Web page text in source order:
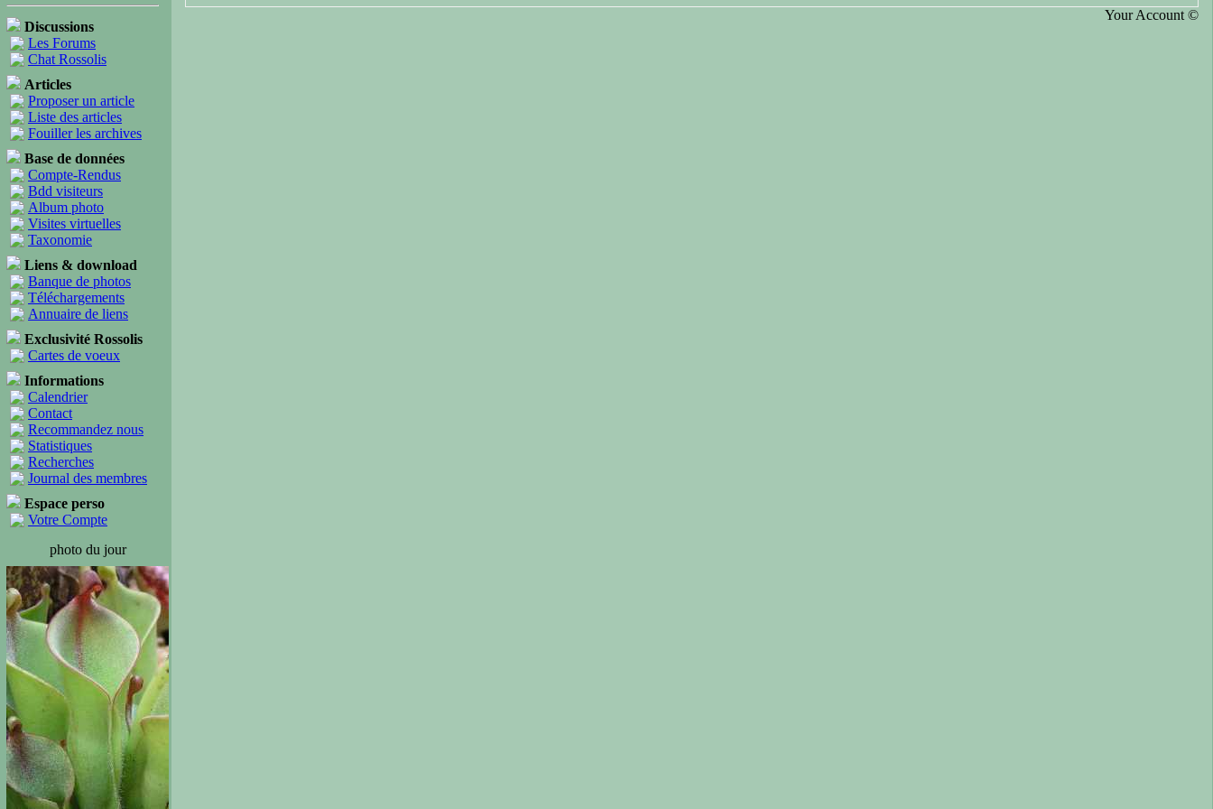
Discussions
Les Forums
Chat Rossolis
Articles
Proposer un article
Liste des articles
Fouiller les archives
Base de données
Compte-Rendus
Bdd visiteurs
Album photo
Visites virtuelles
Taxonomie
Liens & download
Banque de photos
Téléchargements
Annuaire de liens
Exclusivité Rossolis
Cartes de voeux
Informations
Calendrier
Contact
Recommandez nous
Statistiques
Recherches
Journal des membres
Espace perso
Votre Compte
photo du jour
Your Account ©